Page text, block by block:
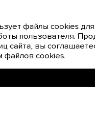
файлы cookies
пользователя.
сайта, вы
файлов cookies.